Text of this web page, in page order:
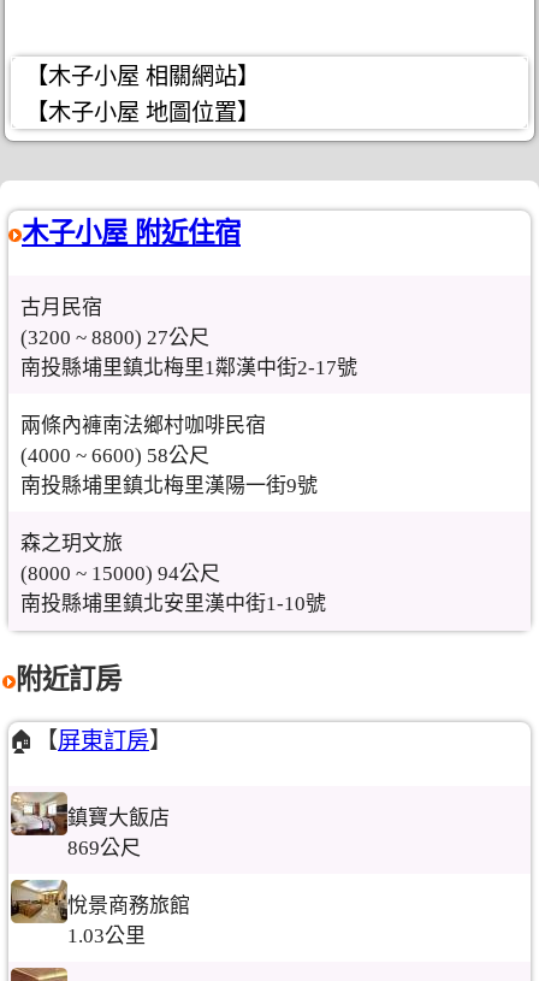
【木子小屋 相關網站】
【木子小屋 地圖位置】
木子小屋 附近住宿
古月民宿
(3200 ~ 8800) 27公尺
南投縣埔里鎮北梅里1鄰漢中街2-17號
兩條內褲南法鄉村咖啡民宿
(4000 ~ 6600) 58公尺
南投縣埔里鎮北梅里漢陽一街9號
森之玥文旅
(8000 ~ 15000) 94公尺
南投縣埔里鎮北安里漢中街1-10號
附近訂房
🏠【屏東訂房】
鎮寶大飯店
869公尺
悅景商務旅館
1.03公里